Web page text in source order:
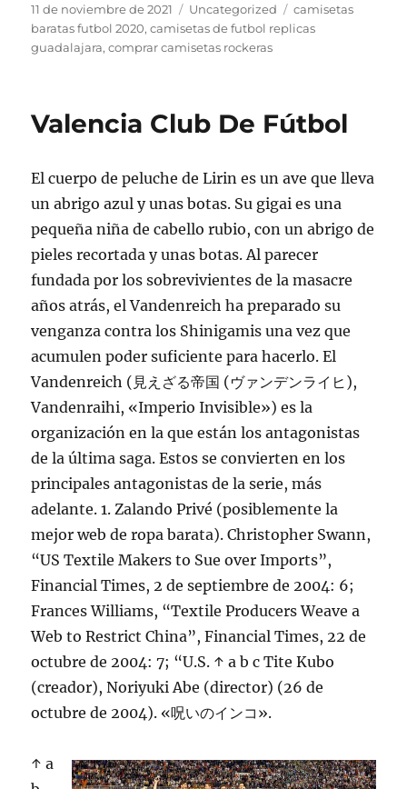
Publicado
el
11 de noviembre de 2021 Categorías
Uncategorized Etiquetas
camisetas
baratas futbol 2020,camisetas de futbol replicas
guadalajara,comprar camisetas rockeras
Valencia Club De Fútbol
El cuerpo de peluche de Lirin es un ave que lleva
un abrigo azul y unas botas. Su gigai es una
pequeña niña de cabello rubio, con un abrigo de
pieles recortada y unas botas. Al parecer
fundada por los sobrevivientes de la masacre
años atrás, el Vandenreich ha preparado su
venganza contra los Shinigamis una vez que
acumulen poder suficiente para hacerlo. El
Vandenreich (見えざる帝国 (ヴァンデンライヒ),
Vandenraihi, «Imperio Invisible») es la
organización en la que están los antagonistas
de la última saga. Estos se convierten en los
principales antagonistas de la serie, más
adelante. 1. Zalando Privé (posiblemente la
mejor web de ropa barata). Christopher Swann,
“US Textile Makers to Sue over Imports”,
Financial Times, 2 de septiembre de 2004: 6;
Frances Williams, “Textile Producers Weave a
Web to Restrict China”, Financial Times, 22 de
octubre de 2004: 7; “U.S. ↑ a b c Tite Kubo
(creador), Noriyuki Abe (director) (26 de
octubre de 2004). «呪いのインコ».
↑ a